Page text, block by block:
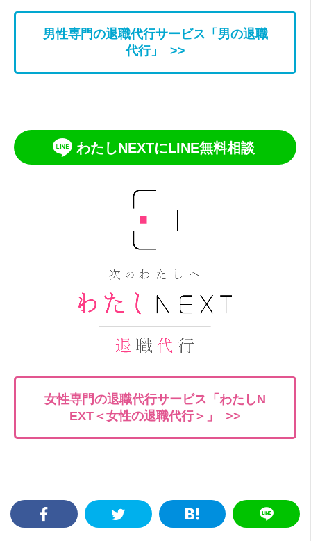
男性専門の退職代行サービス「男の退職
代行」 >>
わたしNEXTにLINE無料相談
女性専門の退職代行サービス「わたしN
EXT＜女性の退職代行＞」 >>